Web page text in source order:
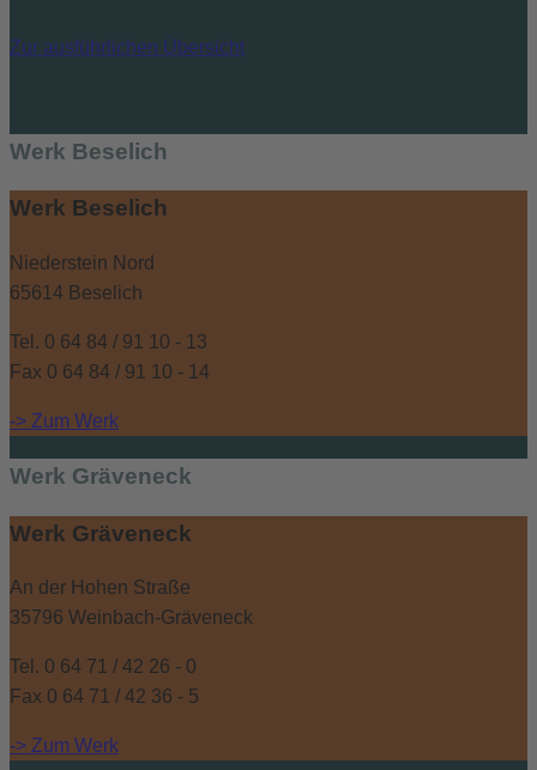
Zur ausführlichen Übersicht
Werk Beselich
Werk Beselich
Niederstein Nord
65614 Beselich
Tel. 0 64 84 / 91 10 - 13
Fax 0 64 84 / 91 10 - 14
-> Zum Werk
Werk Gräveneck
Werk Gräveneck
An der Hohen Straße
35796 Weinbach-Gräveneck
Tel. 0 64 71 / 42 26 - 0
Fax 0 64 71 / 42 36 - 5
-> Zum Werk